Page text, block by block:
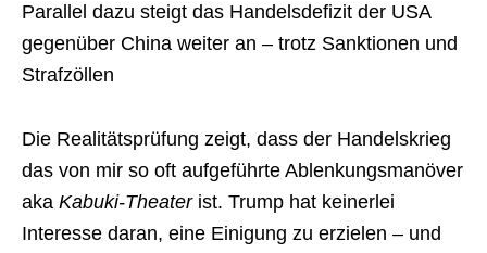
Parallel dazu steigt das Handelsdefizit der USA
gegenüber China weiter an – trotz Sanktionen und
Strafzöllen
Die Realitätsprüfung zeigt, dass der Handelskrieg
das von mir so oft aufgeführte Ablenkungsmanöver
aka Kabuki-Theaterist. Trump hat keinerlei
Interesse daran, eine Einigung zu erzielen – und